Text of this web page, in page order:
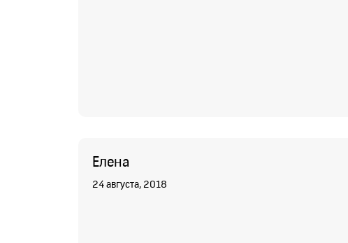
Елена
24 августа, 2018